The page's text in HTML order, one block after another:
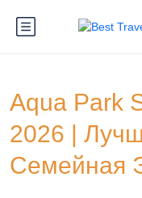
Aqua Park
2026 |
Семейная